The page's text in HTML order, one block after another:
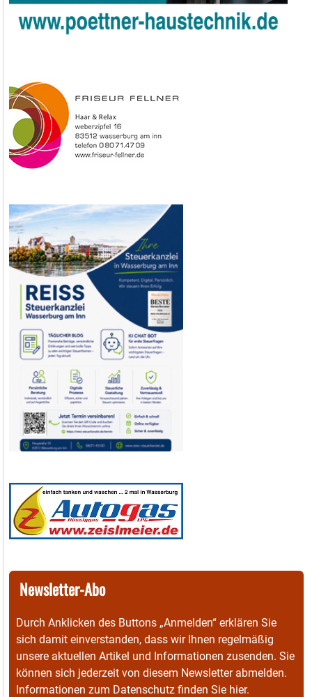
Newsletter-Abo
Durch Anklicken des Buttons „Anmelden“ erklären Sie
sich damit einverstanden, dass wir Ihnen regelmäßig
unsere aktuellen Artikel und Informationen zusenden. Sie
können sich jederzeit von diesem Newsletter abmelden.
Informationen zum Datenschutz finden Sie hier.